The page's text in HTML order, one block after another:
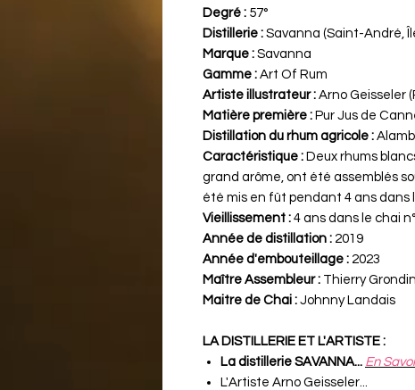
Degré : 57°
Distillerie : Savanna (Saint-André,
Marque : Savanna
Gamme : Art Of Rum
Artiste illustrateur : Arno Geisseler
Matière première : Pur Jus de
Distillation du rhum agricole :
Caractéristique : Deux rhums
grand arôme, ont été assemblés
été mis en fût pendant 4 ans dans
Vieillissement : 4 ans dans le chai
Année de distillation : 2019
Année d'embouteillage : 2023
Maître Assembleur : Thierry Grondin
Maitre de Chai : Johnny Landais
LA DISTILLERIE ET L'ARTISTE :
La distillerie SAVANNA... En
L'Artiste Arno Geisseler...